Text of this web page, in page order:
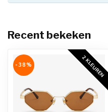
Recent bekeken
2 KLEUREN
-38%